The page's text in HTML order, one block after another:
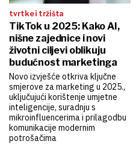
tvrtke i tržišta
TikTok u 2025: Kako AI,
nišne zajednice i novi
životni ciljevi oblikuju
budućnost marketinga
Novo izvješće otkriva ključne
smjerove za marketing u 2025.,
uključujući korištenje umjetne
inteligencije, suradnju s
mikroinfluencerima i prilagodbu
komunikacije modernim
potrošačima